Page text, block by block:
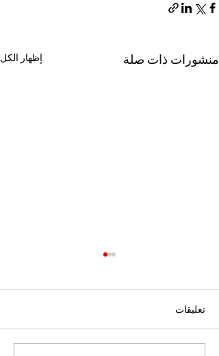
منشورات ذات صلة إظهار الكل
تعليقات